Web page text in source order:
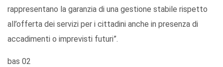
rappresentano la garanzia di una gestione stabile rispetto
all’offerta dei servizi per i cittadini anche in presenza di
accadimenti o imprevisti futuri”.
bas 02